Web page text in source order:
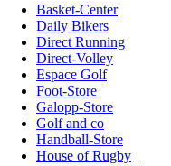
Basket-Center
Daily Bikers
Direct Running
Direct-Volley
Espace Golf
Foot-Store
Galopp-Store
Golf and co
Handball-Store
House of Rugby